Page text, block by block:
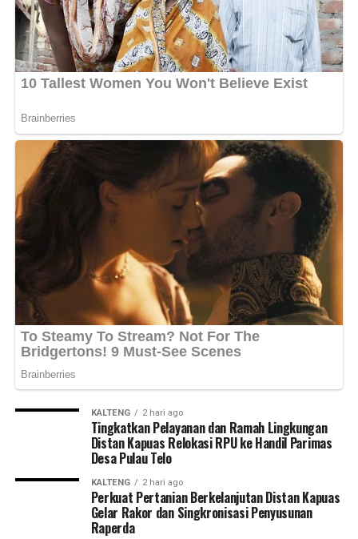
Lingkungan Hidup RI Hanifah Dwi Nirwana, Wakil Ketua
DPRD Provinsi Kalsel, H. Muhammad Alpiya Rahman,
Bupati Kotabaru H. Muhammad Rusli beserta Ketua TP
PKK Kabupaten Kotabaru Suci Anisa Rusli, Wakil Bupati
Kotabaru H. Syairi Mukhlis beserta Ketua Yayasan Jantung
unsur Forum Koordinasi Pimpinan Daerah (Forkopimda)
Provinsi Kalsel dan Kabupaten Kotabaru, anggota DPRD
Kalsel Daerah Pemilihan II, para bupati dan wakil bupati
Kotabaru periode sebelumnya, para asisten dan kepala
perangkat daerah tingkat provinsi maupun kabupaten,
pimpinan instansi vertikal, perwakilan perusahaan dan
perbankan, tokoh agama, tokoh masyarakat, tokoh pemuda,
serta tamu undangan lainnya. [adv/adpim]
Views:
Bagikan ke
WhatsApp 0 Facebook
Messenger 0 Twitter/X 0
KALTENG 2 hari ago
Tingkatkan Pelayanan dan Ramah Lingkungan
Distan Kapuas Relokasi RPU ke Handil Parimas
Desa Pulau Telo
KALTENG 2 hari ago
Perkuat Pertanian Berkelanjutan Distan Kapuas
Gelar Rakor dan Singkronisasi Penyusunan
Raperda